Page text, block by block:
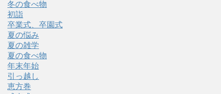
冬の食べ物
初詣
卒業式、卒園式
夏の悩み
夏の雑学
夏の食べ物
年末年始
引っ越し
恵方巻